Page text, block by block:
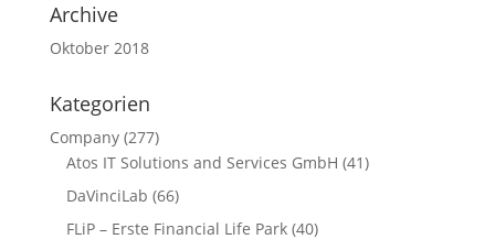
Archive
Oktober 2018
Kategorien
Company(277)
Atos IT Solutions and Services GmbH (41)
DaVinciLab (66)
FLiP – Erste Financial Life Park(40)